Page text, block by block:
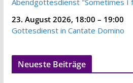
Abendgottesdienst "Sometimes I
23. August 2026, 18:00 – 19:00
Gottesdienst in Cantate Domino
Neueste Beiträge